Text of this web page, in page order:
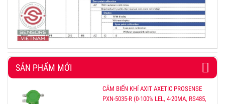
SẢN PHẨM MỚI
CẢM BIẾN KHÍ AXIT AXETIC PROSENSE
PXN-5035-R (0-100% LEL, 4-20MA, RS485,